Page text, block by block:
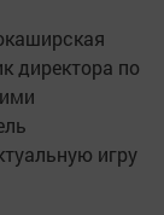
директора по
игру